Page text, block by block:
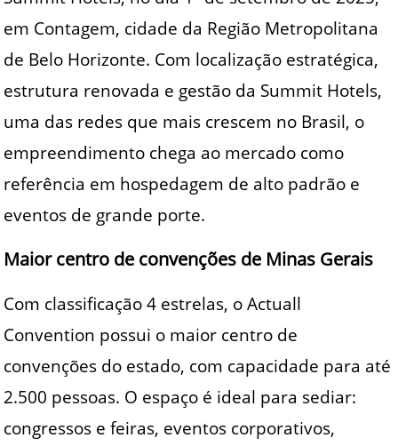
em Contagem, cidade da Região Metropolitana
de Belo Horizonte. Com localização estratégica,
estrutura renovada e gestão da Summit Hotels,
uma das redes que mais crescem no Brasil, o
empreendimento chega ao mercado como
referência em hospedagem de alto padrão e
eventos de grande porte.
Maior centro de convenções de Minas Gerais
Com classificação 4 estrelas, o Actuall
Convention possui o maior centro de
convenções do estado, com capacidade para até
2.500 pessoas. O espaço é ideal para sediar:
congressos e feiras, eventos corporativos,